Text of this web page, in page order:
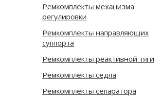
Ремкомплекты механизма
регулировки
Ремкомплекты направляющих
суппорта
Ремкомплекты реактивной тяги
Ремкомплекты седла
Ремкомплекты сепаратора